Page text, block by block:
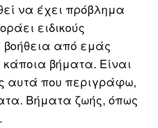
να έχει πρόβλημα
ειδικούς
βοήθεια από εμάς
βήματα. Είναι
αυτά που περιγράφω,
Βήματα ζωής, όπως